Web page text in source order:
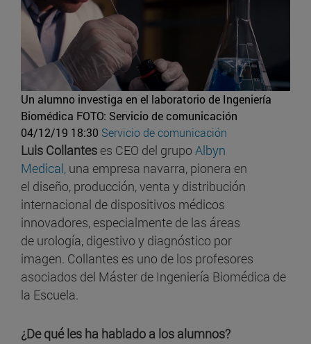
Un alumno investiga en el laboratorio de Ingeniería
Biomédica FOTO: Servicio de comunicación
04/12/19 18:30 Servicio de comunicación
Luis Collantes es CEO del grupo Albyn
Medical, una empresa navarra, pionera en
el diseño, producción, venta y distribución
internacional de dispositivos médicos
innovadores, especialmente de las áreas
de urología, digestivo y diagnóstico por
imagen. Collantes es uno de los profesores
asociados del Máster de Ingeniería Biomédica de
la Escuela.
¿De qué les ha hablado a los alumnos?